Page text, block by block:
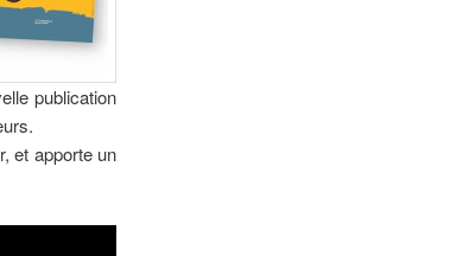
publication
et apporte un